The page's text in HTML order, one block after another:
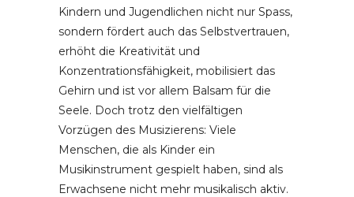
Kindern und Jugendlichen nicht nur Spass,
sondern fördert auch das Selbstvertrauen,
erhöht die Kreativität und
Konzentrationsfähigkeit, mobilisiert das
Gehirn und ist vor allem Balsam für die
Seele. Doch trotz den vielfältigen
Vorzügen des Musizierens: Viele
Menschen, die als Kinder ein
Musikinstrument gespielt haben, sind als
Erwachsene nicht mehr musikalisch aktiv.